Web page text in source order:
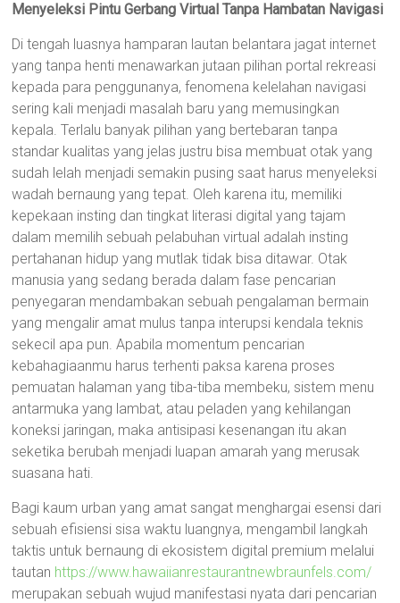
Menyeleksi Pintu Gerbang Virtual Tanpa Hambatan Navigasi
Di tengah luasnya hamparan lautan belantara jagat internet
yang tanpa henti menawarkan jutaan pilihan portal rekreasi
kepada para penggunanya, fenomena kelelahan navigasi
sering kali menjadi masalah baru yang memusingkan
kepala. Terlalu banyak pilihan yang bertebaran tanpa
standar kualitas yang jelas justru bisa membuat otak yang
sudah lelah menjadi semakin pusing saat harus menyeleksi
wadah bernaung yang tepat. Oleh karena itu, memiliki
kepekaan insting dan tingkat literasi digital yang tajam
dalam memilih sebuah pelabuhan virtual adalah insting
pertahanan hidup yang mutlak tidak bisa ditawar. Otak
manusia yang sedang berada dalam fase pencarian
penyegaran mendambakan sebuah pengalaman bermain
yang mengalir amat mulus tanpa interupsi kendala teknis
sekecil apa pun. Apabila momentum pencarian
kebahagiaanmu harus terhenti paksa karena proses
pemuatan halaman yang tiba-tiba membeku, sistem menu
antarmuka yang lambat, atau peladen yang kehilangan
koneksi jaringan, maka antisipasi kesenangan itu akan
seketika berubah menjadi luapan amarah yang merusak
suasana hati.
Bagi kaum urban yang amat sangat menghargai esensi dari
sebuah efisiensi sisa waktu luangnya, mengambil langkah
taktis untuk bernaung di ekosistem digital premium melalui
tautan https://www.hawaiianrestaurantnewbraunfels.com/
merupakan sebuah wujud manifestasi nyata dari pencarian